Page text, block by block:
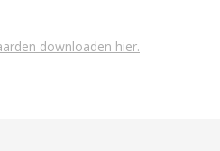
downloaden hier.